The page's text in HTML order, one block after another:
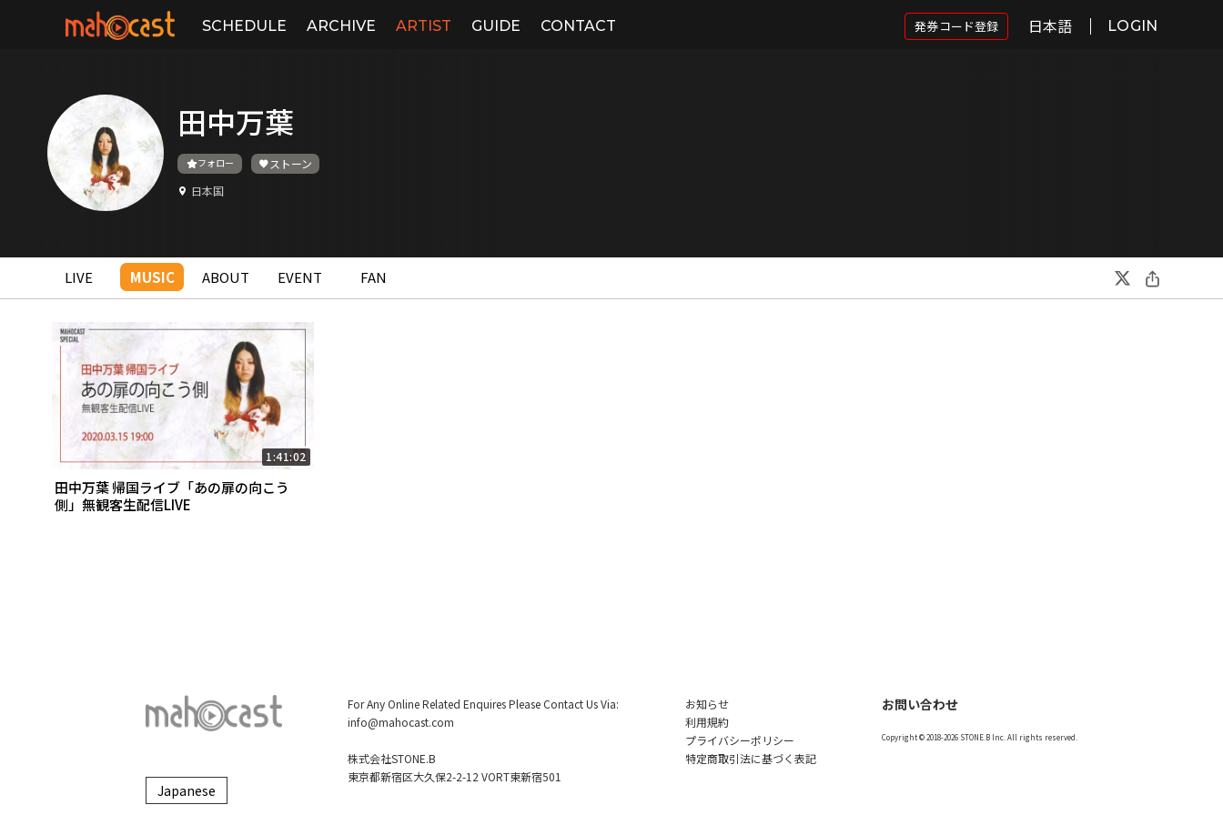
SCHEDULE ARCHIVE ARTIST GUIDE CONTACT 発券コード登録 日本語 LOGIN
田中万葉
フォロー
ストーン
日本国
LIVE MUSIC ABOUT EVENT FAN
1:41:02
田中万葉 帰国ライブ「あの扉の向こう
側」無観客生配信LIVE
For Any Online Related Enquires Please Contact Us Via:
info@mahocast.com
株式会社STONE.B
東京都新宿区大久保2-2-12 VORT東新宿501
お知らせ
利用規約
プライバシーポリシー
特定商取引法に基づく表記
お問い合わせ
Copyright © 2018-2026 STONE.B Inc. All rights reserved.